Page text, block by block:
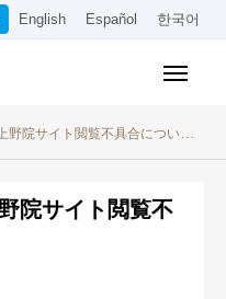
English Español 한국어
院サイト閲覧不具合について
院サイト閲覧不